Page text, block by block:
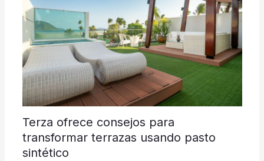
Terza ofrece consejos para
transformar terrazas usando pasto
sintético